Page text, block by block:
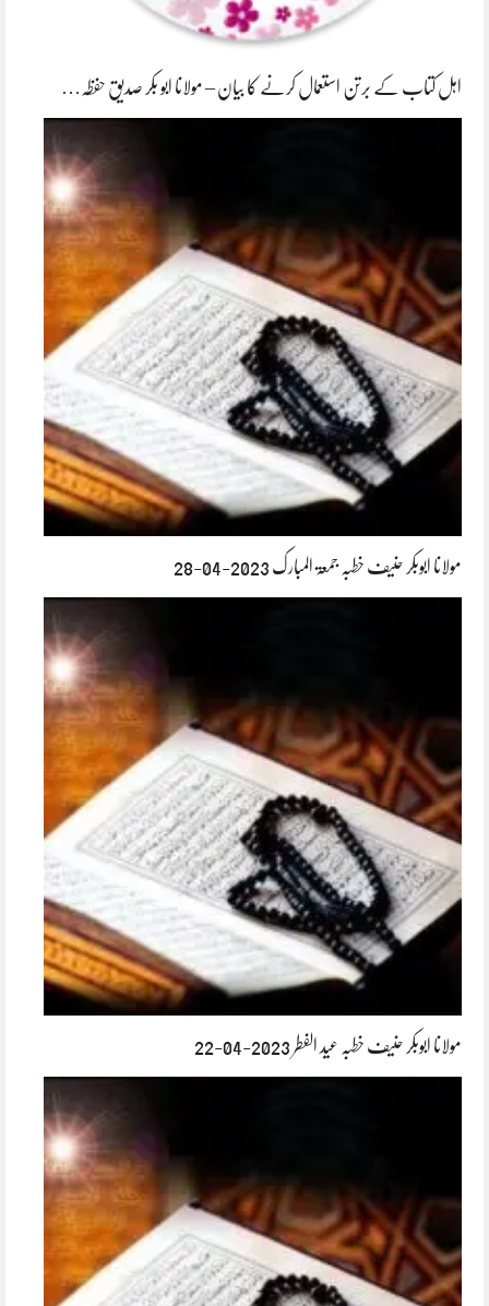
اہل کتاب کے برتن استعمال کرنے کا بیان – مولانا ابو بکر صدیق حفظہ…
مولانا ابوبکر حنیف خطبہ جمعۃ المبارک 2023-04-28
مولانا ابوبکر حنیف خطبہ عید الفطر 2023-04-22